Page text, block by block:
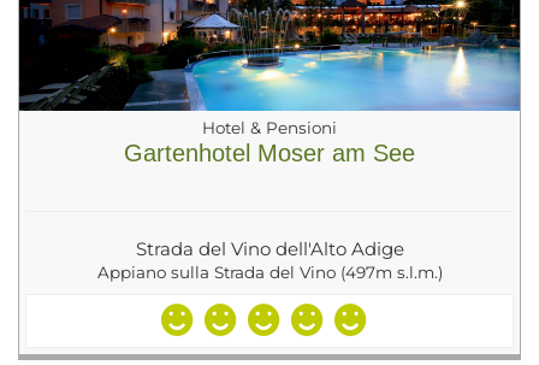
Hotel & Pensioni
Gartenhotel Moser am See
Strada del Vino dell'Alto Adige
Appiano sulla Strada del Vino (497m s.l.m.)